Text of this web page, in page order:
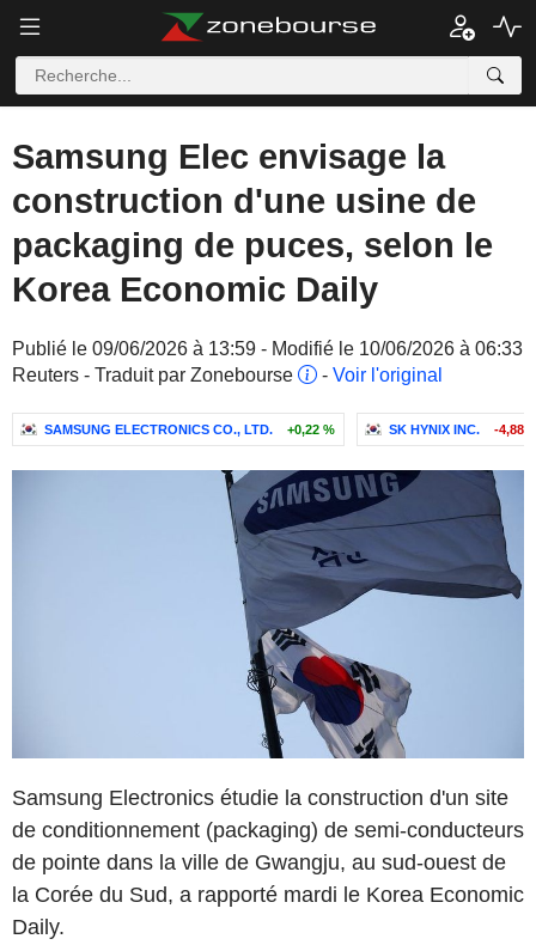
Samsung Elec envisage la
construction d'une usine de
packaging de puces, selon le
Korea Economic Daily
Publié le 09/06/2026 à 13:59 - Modifié le 10/06/2026 à 06:33
Reuters - Traduit par Zonebourse
- Voir l'original
SAMSUNG ELECTRONICS CO., LTD. +0,22 % SK HYNIX INC. -4,88
Samsung Electronics étudie la construction d'un site
de conditionnement (packaging) de semi-conducteurs
de pointe dans la ville de Gwangju, au sud-ouest de
la Corée du Sud, a rapporté mardi le Korea Economic
Daily.